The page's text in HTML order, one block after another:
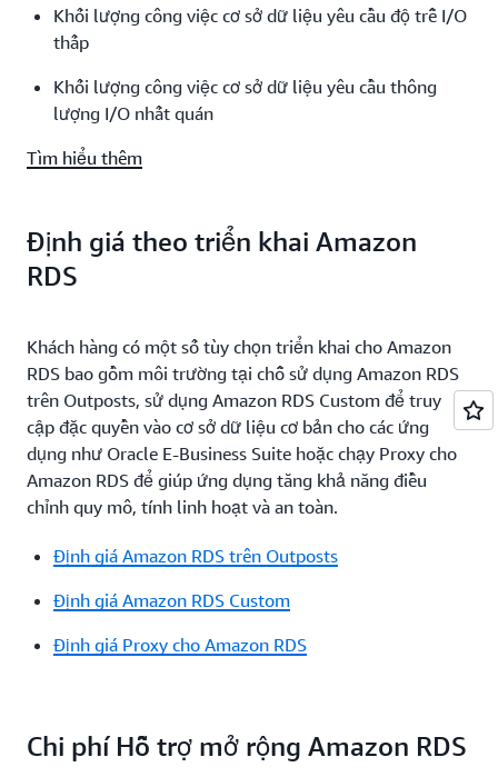
Khối lượng công việc cơ sở dữ liệu yêu cầu độ trễ I/O
thấp
Khối lượng công việc cơ sở dữ liệu yêu cầu thông
lượng I/O nhất quán
Tìm hiểu thêm
Định giá theo triển khai Amazon
RDS
Khách hàng có một số tùy chọn triển khai cho Amazon
RDS bao gồm môi trường tại chỗ sử dụng Amazon RDS
trên Outposts, sử dụng Amazon RDS Custom để truy
cập đặc quyền vào cơ sở dữ liệu cơ bản cho các ứng
dụng như Oracle E-Business Suite hoặc chạy Proxy cho
Amazon RDS để giúp ứng dụng tăng khả năng điều
chỉnh quy mô, tính linh hoạt và an toàn.
Định giá Amazon RDS trên Outposts
Định giá Amazon RDS Custom
Định giá Proxy cho Amazon RDS
Chi phí Hỗ trợ mở rộng Amazon RDS